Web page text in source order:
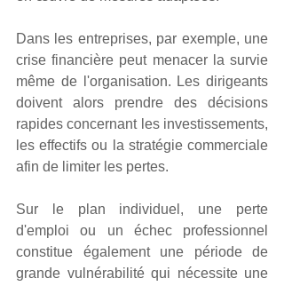
Dans les entreprises, par exemple, une
crise financière peut menacer la survie
même de l'organisation. Les dirigeants
doivent alors prendre des décisions
rapides concernant les investissements,
les effectifs ou la stratégie commerciale
afin de limiter les pertes.
Sur le plan individuel, une perte
d'emploi ou un échec professionnel
constitue également une période de
grande vulnérabilité qui nécessite une